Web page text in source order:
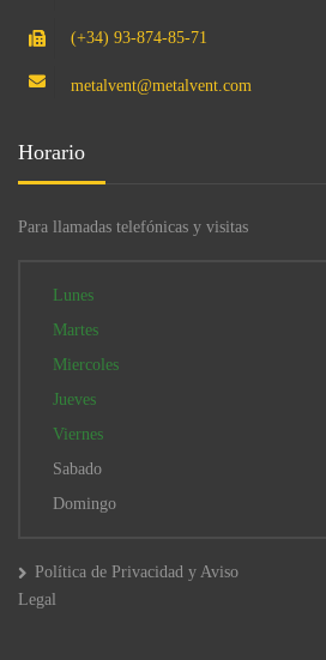
(+34) 93-874-85-71
metalvent@metalvent.com
Horario
Para llamadas telefónicas y visitas
Lunes
Martes
Miercoles
Jueves
Viernes
Sabado
Domingo
Política de Privacidad y Aviso
Legal